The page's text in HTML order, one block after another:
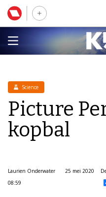
Science
Picture
kopbal
Laurien Onderwater
25 mei 2020
08:59